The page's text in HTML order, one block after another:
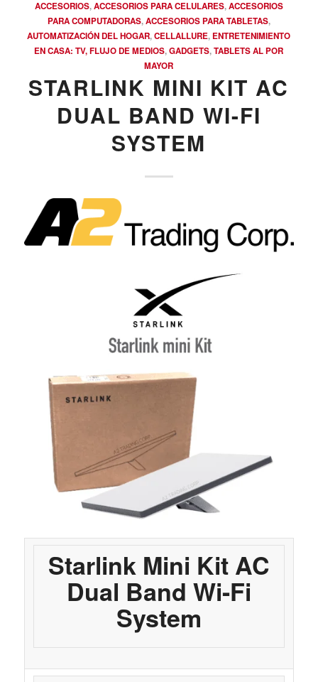
ACCESORIOS,ACCESORIOS PARA CELULARES,ACCESORIOS
PARA COMPUTADORAS,ACCESORIOS PARA TABLETAS,
AUTOMATIZACIÓN DEL HOGAR,CELLALLURE, ENTRETENIMIENTO
EN CASA: TV, FLUJO DE MEDIOS,GADGETS,TABLETS AL POR
MAYOR
STARLINK MINI KIT AC
DUAL BAND WI-FI
SYSTEM
Starlink Mini Kit AC
Dual Band Wi-Fi
System